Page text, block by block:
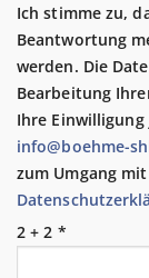
Ich stimme zu,
Beantwortung
werden. Die
Bearbeitung
Ihre
info@boehme-
zum Umgang
2 + 2 *